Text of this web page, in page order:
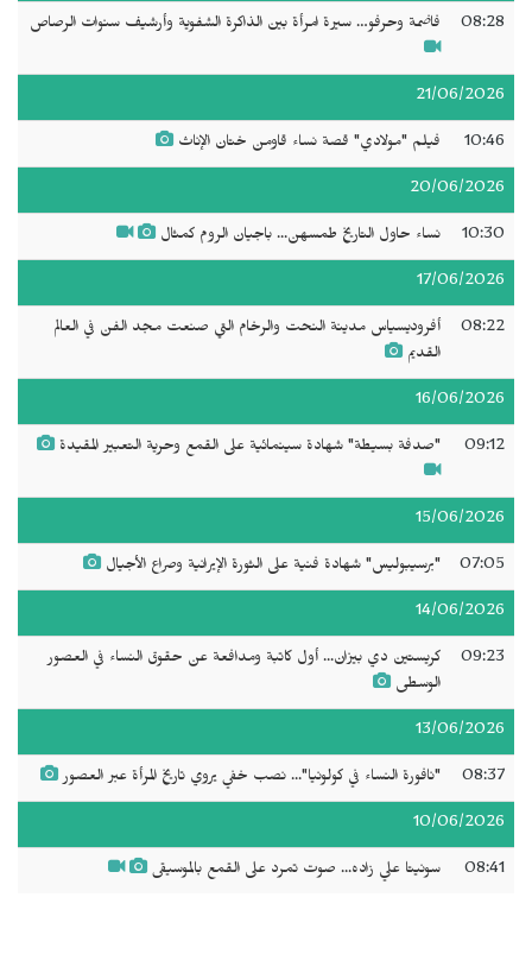
08:28 فاضمة وحرفو… سيرة امرأة بين الذاكرة الشفوية وأرشيف سنوات الرصاص
21/06/2026
10:46 فيلم "مولادي" قصة نساء قاومن ختان الإناث
20/06/2026
10:30 نساء حاول التاريخ طمسهن... باجيان الروم كمثال
17/06/2026
08:22
أفروديسياس مدينة النحت والرخام التي صنعت مجد الفن في العالم
القديم
16/06/2026
09:12 "صدفة بسيطة" شهادة سينمائية على القمع وحرية التعبير المقيدة
15/06/2026
07:05 "برسيبوليس" شهادة فنية على الثورة الإيرانية وصراع الأجيال
14/06/2026
09:23
كريستين دي بيزان... أول كاتبة ومدافعة عن حقوق النساء في العصور
الوسطى
13/06/2026
08:37 "نافورة النساء في كولونيا"... نصب خفي يروي تاريخ المرأة عبر العصور
10/06/2026
08:41 سونيتا علي زاده... صوت تمرد على القمع بالموسيقى